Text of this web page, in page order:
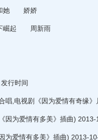
她 娇娇
起 周新雨
行时间
,电视剧《因为爱情有奇缘》
为爱情有多美》插曲) 2013-
爱情有多美》插曲) 2013-